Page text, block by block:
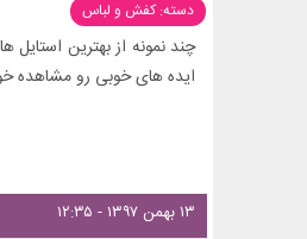
دسته: کفش و لباس
چند نمونه از بهترین
ایده های خوبی رو مشاهده
۱۳ بهمن ۱۳۹۷ - ۱۲:۳۵